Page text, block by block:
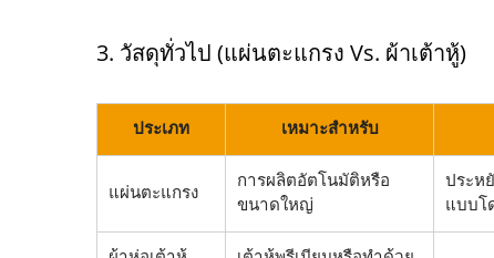
3. วัสดุทั่วไป (แผ่นตะแกรง Vs. ผ้าเต้าหู้)
ประเภท เหมาะสำหรับ
แผ่นตะแกรง
การผลิตอัตโนมัติหรือ
ขนาดใหญ่
ประห
แบบโ